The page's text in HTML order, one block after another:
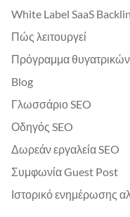
White Label SaaS
Πώς λειτουργεί
Πρόγραμμα θυγατρικών
Blog
Γλωσσάριο SEO
Οδηγός SEO
Δωρεάν εργαλεία SEO
Συμφωνία Guest Post
Ιστορικό ενημέρωσης